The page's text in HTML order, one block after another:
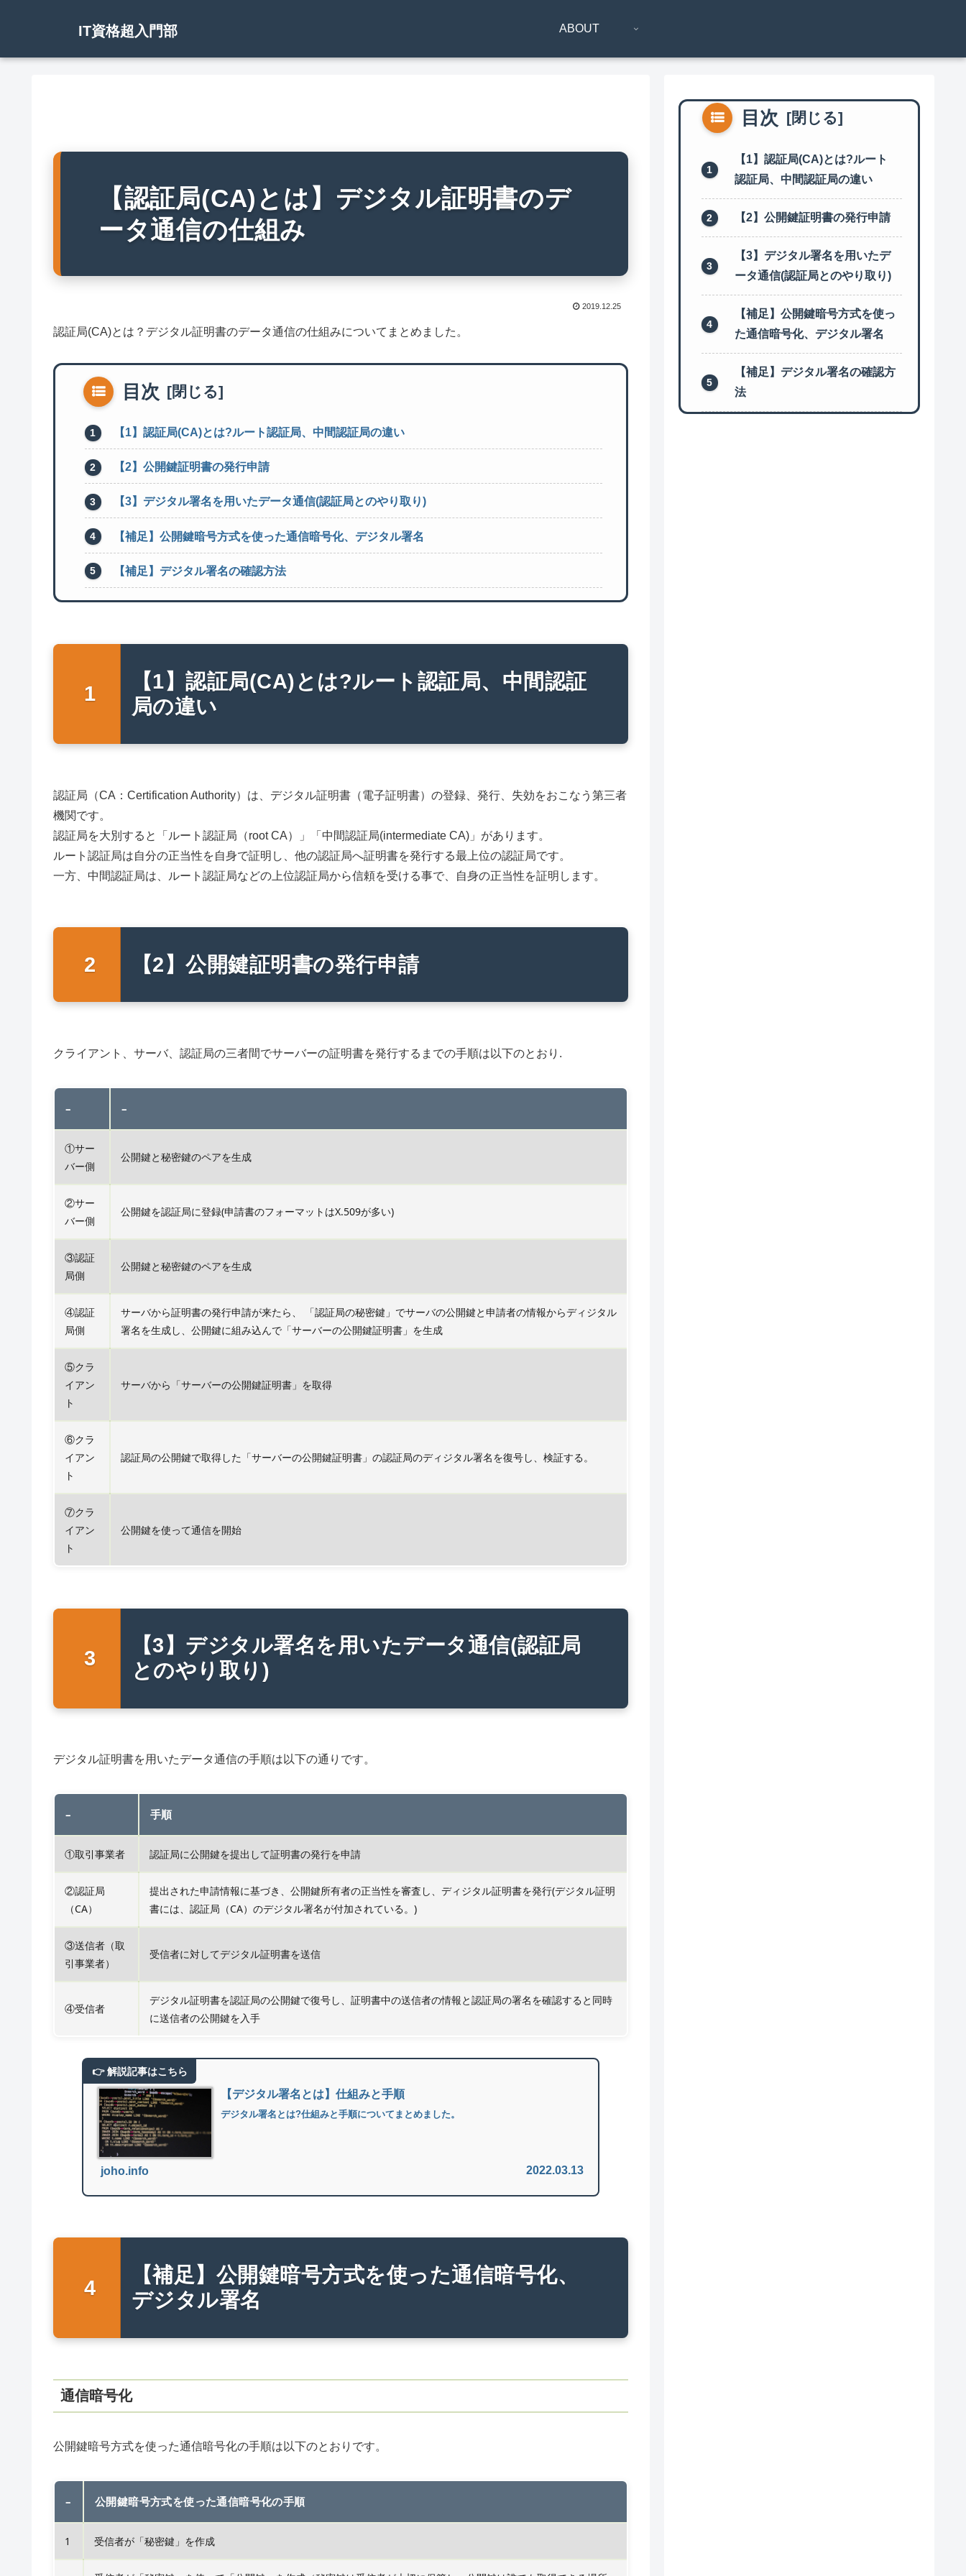
IT資格超入門部 ABOUT
【認証局(CA)とは】デジタル証明書のデ
ータ通信の仕組み
2019.12.25
認証局(CA)とは？デジタル証明書のデータ通信の仕組みについてまとめました。
目次
【1】認証局(CA)とは?ルート認証局、中間認証局の違い
【2】公開鍵証明書の発行申請
【3】デジタル署名を用いたデータ通信(認証局とのやり取り)
【補足】公開鍵暗号方式を使った通信暗号化、デジタル署名
【補足】デジタル署名の確認方法
【1】認証局(CA)とは?ルート認証局、中間認証
局の違い
認証局（CA：Certification Authority）は、デジタル証明書（電子証明書）の登録、発行、失効をおこなう第三者
機関です。
認証局を大別すると「ルート認証局（root CA）」「中間認証局(intermediate CA)」があります。
ルート認証局は自分の正当性を自身で証明し、他の認証局へ証明書を発行する最上位の認証局です。
一方、中間認証局は、ルート認証局などの上位認証局から信頼を受ける事で、自身の正当性を証明します。
【2】公開鍵証明書の発行申請
クライアント、サーバ、認証局の三者間でサーバーの証明書を発行するまでの手順は以下のとおり.
– –
①サー
バー側
公開鍵と秘密鍵のペアを生成
②サー
バー側
公開鍵を認証局に登録(申請書のフォーマットはX.509が多い)
③認証
局側
公開鍵と秘密鍵のペアを生成
④認証
局側
サーバから証明書の発行申請が来たら、 「認証局の秘密鍵」でサーバの公開鍵と申請者の情報からディジタル
署名を生成し、公開鍵に組み込んで「サーバーの公開鍵証明書」を生成
⑤クラ
イアン
ト
サーバから「サーバーの公開鍵証明書」を取得
⑥クラ
イアン
ト
認証局の公開鍵で取得した「サーバーの公開鍵証明書」の認証局のディジタル署名を復号し、検証する。
⑦クラ
イアン
ト
公開鍵を使って通信を開始
【3】デジタル署名を用いたデータ通信(認証局
とのやり取り)
デジタル証明書を用いたデータ通信の手順は以下の通りです。
– 手順
①取引事業者 認証局に公開鍵を提出して証明書の発行を申請
②認証局
（CA）
提出された申請情報に基づき、公開鍵所有者の正当性を審査し、ディジタル証明書を発行(デジタル証明
書には、認証局（CA）のデジタル署名が付加されている。)
③送信者（取
引事業者）
受信者に対してデジタル証明書を送信
④受信者
デジタル証明書を認証局の公開鍵で復号し、証明書中の送信者の情報と認証局の署名を確認すると同時
に送信者の公開鍵を入手
【デジタル署名とは】仕組みと手順
デジタル署名とは?仕組みと手順についてまとめました。
joho.info 2022.03.13
【補足】公開鍵暗号方式を使った通信暗号化、
デジタル署名
通信暗号化
公開鍵暗号方式を使った通信暗号化の手順は以下のとおりです。
– 公開鍵暗号方式を使った通信暗号化の手順
1 受信者が「秘密鍵」を作成
目次
【1】認証局(CA)とは?ルート
認証局、中間認証局の違い
【2】公開鍵証明書の発行申請
【3】デジタル署名を用いたデ
ータ通信(認証局とのやり取り)
【補足】公開鍵暗号方式を使っ
た通信暗号化、デジタル署名
【補足】デジタル署名の確認方
法